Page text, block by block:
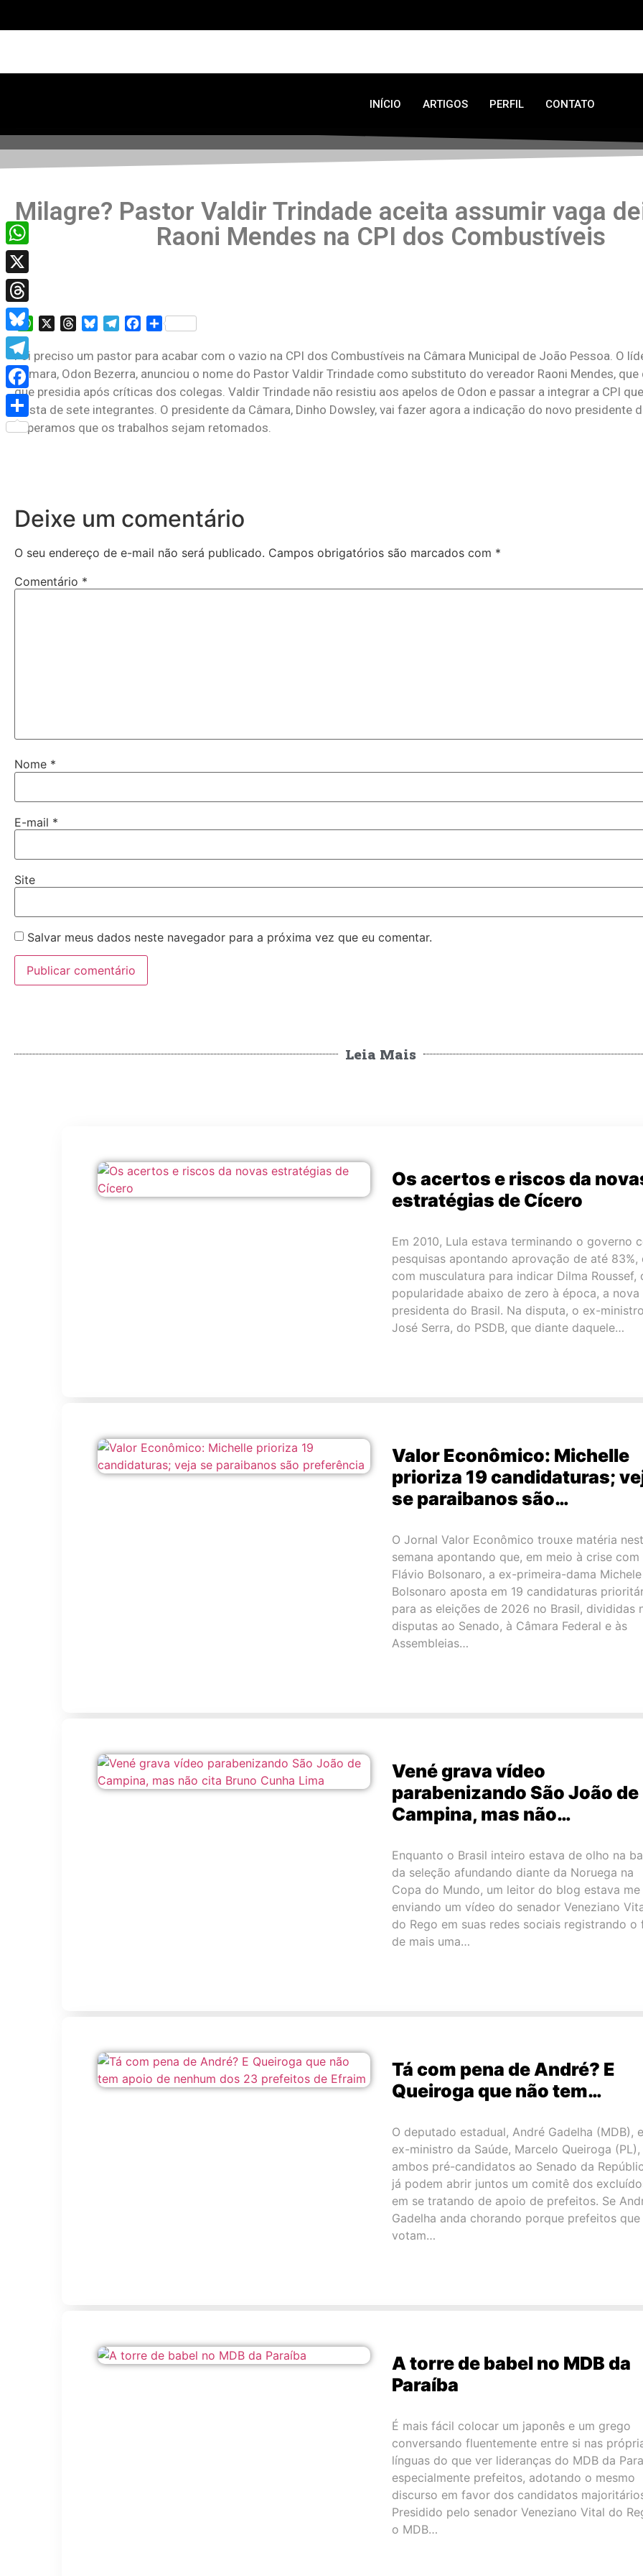
INÍCIO ARTIGOS PERFIL CONTATO
Milagre? Pastor Valdir Trindade aceita assumir vaga
Raoni Mendes na CPI dos Combustíveis
WhatsAppThreadsBlueskyTelegramFacebook
Share
Foi preciso um pastor para acabar com o vazio na CPI dos Combustíveis na Câmara Municipal de João Pessoa. O
Câmara, Odon Bezerra, anunciou o nome do Pastor Valdir Trindade como substituto do vereador Raoni Mendes,
que presidia após críticas dos colegas. Valdir Trindade não resistiu aos apelos de Odon e passar a integrar a CPI
a lista de sete integrantes. O presidente da Câmara, Dinho Dowsley, vai fazer agora a indicação do novo presidente
Esperamos que os trabalhos sejam retomados.
Deixe um comentário
O seu endereço de e-mail não será publicado. Campos obrigatórios são marcados com *
Comentário *
Nome *
E-mail *
Site
Salvar meus dados neste navegador para a próxima vez que eu comentar.
Leia Mais
Os acertos e riscos da
estratégias de Cícero
Em 2010, Lula estava terminando o governo
pesquisas apontando aprovação de até 83%,
com musculatura para indicar Dilma Roussef,
popularidade abaixo de zero à época, a nova
presidenta do Brasil. Na disputa, o ex-ministro
José Serra, do PSDB, que diante daquele…
Valor Econômico: Michelle
prioriza 19 candidaturas;
se paraibanos são…
O Jornal Valor Econômico trouxe matéria
semana apontando que, em meio à crise com
Flávio Bolsonaro, a ex-primeira-dama Michele
Bolsonaro aposta em 19 candidaturas
para as eleições de 2026 no Brasil, divididas
disputas ao Senado, à Câmara Federal e às
Assembleias…
Vené grava vídeo
parabenizando São João de
Campina, mas não…
Enquanto o Brasil inteiro estava de olho na
da seleção afundando diante da Noruega na
Copa do Mundo, um leitor do blog estava me
enviando um vídeo do senador Veneziano
do Rego em suas redes sociais registrando o
de mais uma…
Tá com pena de André? E
Queiroga que não tem…
O deputado estadual, André Gadelha (MDB),
ex-ministro da Saúde, Marcelo Queiroga (PL),
ambos pré-candidatos ao Senado da
já podem abrir juntos um comitê dos
em se tratando de apoio de prefeitos. Se
Gadelha anda chorando porque prefeitos que
votam…
A torre de babel no MDB da
Paraíba
É mais fácil colocar um japonês e um grego
conversando fluentemente entre si nas
línguas do que ver lideranças do MDB da
especialmente prefeitos, adotando o mesmo
discurso em favor dos candidatos
Presidido pelo senador Veneziano Vital do
o MDB…
WhatsApp
X
Threads
Bluesky
Telegram
Facebook
Share